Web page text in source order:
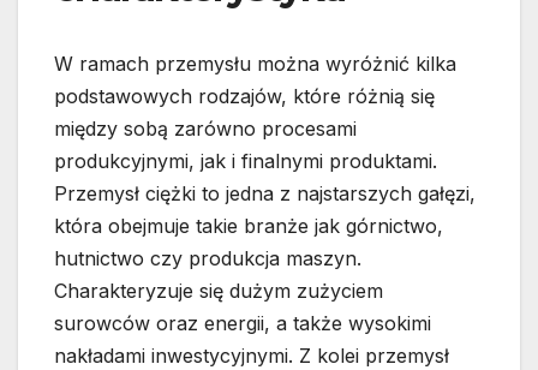
W ramach przemysłu można wyróżnić kilka
podstawowych rodzajów, które różnią się
między sobą zarówno procesami
produkcyjnymi, jak i finalnymi produktami.
Przemysł ciężki to jedna z najstarszych gałęzi,
która obejmuje takie branże jak górnictwo,
hutnictwo czy produkcja maszyn.
Charakteryzuje się dużym zużyciem
surowców oraz energii, a także wysokimi
nakładami inwestycyjnymi. Z kolei przemysł